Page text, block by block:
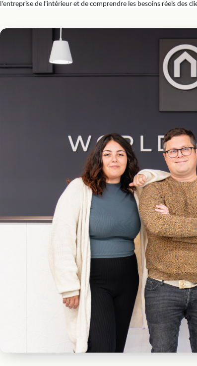
l'entreprise de l'intérieur et de comprendre les besoins réels des